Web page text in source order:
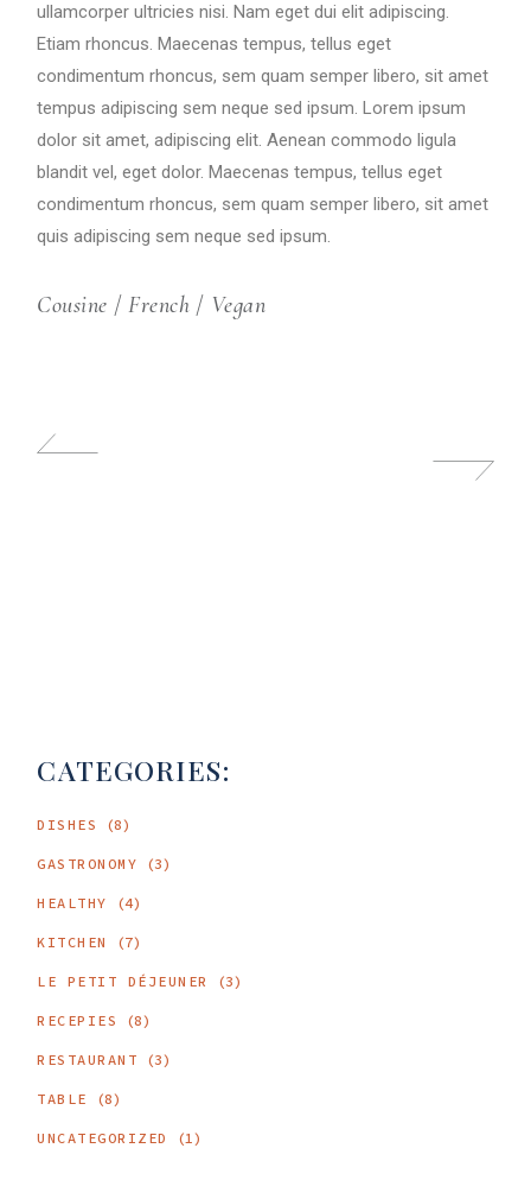
ullamcorper ultricies nisi. Nam eget dui elit adipiscing.
Etiam rhoncus. Maecenas tempus, tellus eget
condimentum rhoncus, sem quam semper libero, sit amet
tempus adipiscing sem neque sed ipsum. Lorem ipsum
dolor sit amet, adipiscing elit. Aenean commodo ligula
blandit vel, eget dolor. Maecenas tempus, tellus eget
condimentum rhoncus, sem quam semper libero, sit amet
quis adipiscing sem neque sed ipsum.
Cousine / French / Vegan
CATEGORIES:
DISHES (8)
GASTRONOMY (3)
HEALTHY (4)
KITCHEN (7)
LE PETIT DÉJEUNER (3)
RECEPIES (8)
RESTAURANT (3)
TABLE (8)
UNCATEGORIZED (1)